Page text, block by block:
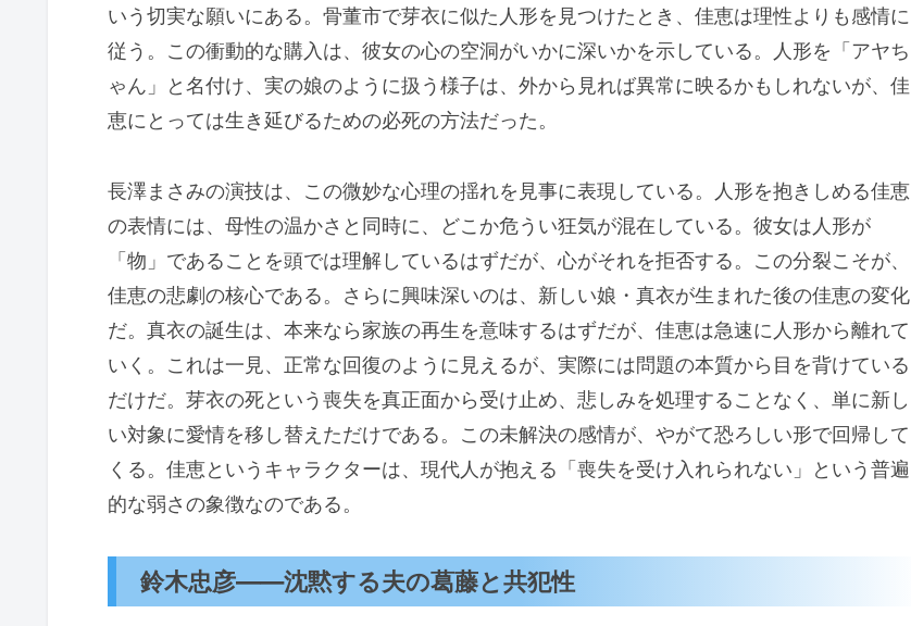
いう切実な願いにある。骨董市で芽衣に似た人形を見つけたとき、佳恵は理性よりも感情に
従う。この衝動的な購入は、彼女の心の空洞がいかに深いかを示している。人形を「アヤち
ゃん」と名付け、実の娘のように扱う様子は、外から見れば異常に映るかもしれないが、佳
恵にとっては生き延びるための必死の方法だった。
長澤まさみの演技は、この微妙な心理の揺れを見事に表現している。人形を抱きしめる佳恵
の表情には、母性の温かさと同時に、どこか危うい狂気が混在している。彼女は人形が
「物」であることを頭では理解しているはずだが、心がそれを拒否する。この分裂こそが、
佳恵の悲劇の核心である。さらに興味深いのは、新しい娘・真衣が生まれた後の佳恵の変化
だ。真衣の誕生は、本来なら家族の再生を意味するはずだが、佳恵は急速に人形から離れて
いく。これは一見、正常な回復のように見えるが、実際には問題の本質から目を背けている
だけだ。芽衣の死という喪失を真正面から受け止め、悲しみを処理することなく、単に新し
い対象に愛情を移し替えただけである。この未解決の感情が、やがて恐ろしい形で回帰して
くる。佳恵というキャラクターは、現代人が抱える「喪失を受け入れられない」という普遍
的な弱さの象徴なのである。
鈴木忠彦——沈黙する夫の葛藤と共犯性